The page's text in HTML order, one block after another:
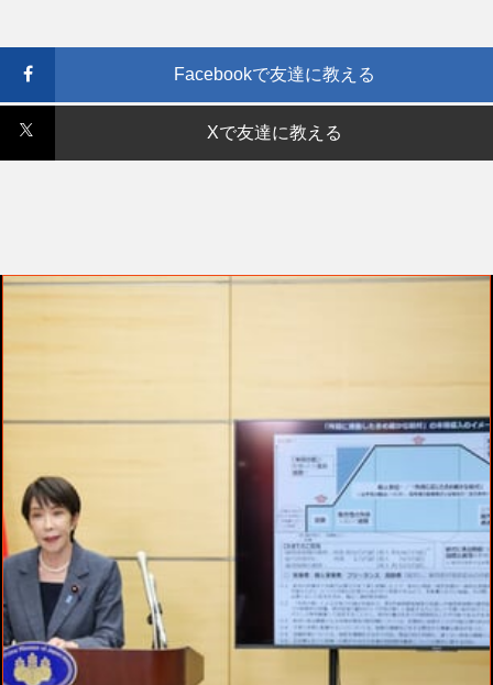
Facebookで友達に教える
Xで友達に教える